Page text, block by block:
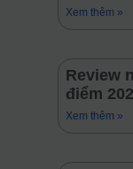
Xem thêm »
Review
điểm
Xem thêm »